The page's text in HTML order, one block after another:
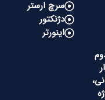
سرچ ارستر
دژنکتور
اینورتر